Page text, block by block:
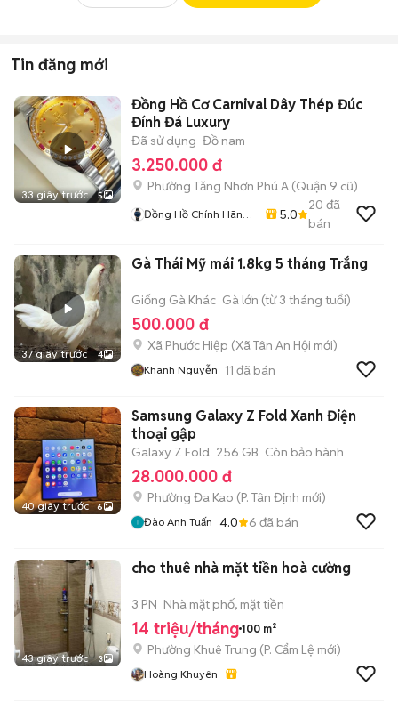
Tin đăng mới
33 giây trước 5
Đồng Hồ Cơ Carnival Dây Thép Đúc
Đính Đá Luxury
Đã sử dụng Đồ nam
3.250.000 đ
Phường Tăng Nhơn Phú A (Quận 9 cũ)
Đồng Hồ Chính Hãng
5.0
20 đã
bán
37 giây trước 4
Gà Thái Mỹ mái 1.8kg 5 tháng Trắng
Giống Gà Khác Gà lớn (từ 3 tháng tuổi)
500.000 đ
Xã Phước Hiệp (Xã Tân An Hội mới)
Khanh Nguyễn 11 đã bán
40 giây trước 6
Samsung Galaxy Z Fold Xanh Điện
thoại gập
Galaxy Z Fold 256 GB Còn bảo hành
28.000.000 đ
Phường Đa Kao (P. Tân Định mới)
Đào Anh Tuấn 4.0 6 đã bán
43 giây trước 3
cho thuê nhà mặt tiền hoà cường
3 PN Nhà mặt phố, mặt tiền
14 triệu/tháng 100 m²
Phường Khuê Trung (P. Cẩm Lệ mới)
Hoàng Khuyên